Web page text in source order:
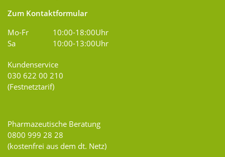
Zum Kontaktformular
Mo-Fr
10:00-18:00Uhr
Sa
10:00-13:00Uhr
Kundenservice
030 622 00 210
(Festnetztarif)
Pharmazeutische Beratung
0800 999 28 28
(kostenfrei aus dem dt. Netz)